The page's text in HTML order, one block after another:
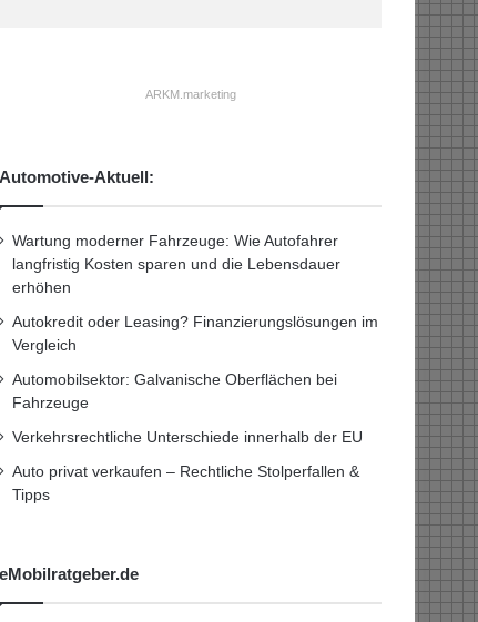
ARKM.marketing
Automotive-Aktuell:
Wartung moderner Fahrzeuge: Wie Autofahrer
langfristig Kosten sparen und die Lebensdauer
erhöhen
Autokredit oder Leasing? Finanzierungslösungen im
Vergleich
Automobilsektor: Galvanische Oberflächen bei
Fahrzeuge
Verkehrsrechtliche Unterschiede innerhalb der EU
Auto privat verkaufen – Rechtliche Stolperfallen &
Tipps
eMobilratgeber.de